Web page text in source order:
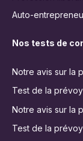
Auto-
Nos tests de
Notre avis sur la
Test de la
Notre avis sur la
Test de la